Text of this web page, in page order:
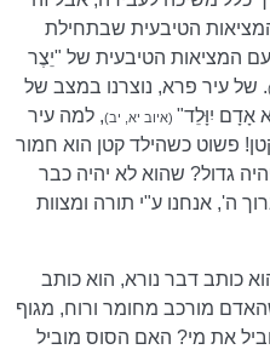
הטיבעית שבתחילת
עם המציאות הטיבעית של "יֵצֶר
. של עיר פרא, נוצרנו במצב של
יִוָּלֵד" (איוב יא, יב), למה עיר
פשוט כשהילד קטן הוא חמור
גדול? שהוא לא יהיה כבר
ה', אנחנו ע"י תורה ומצוות
כותב דבר נורא, הוא כותב
מורכב מחומר ורוח, מגוף
את מי? האם הסוס מוביל